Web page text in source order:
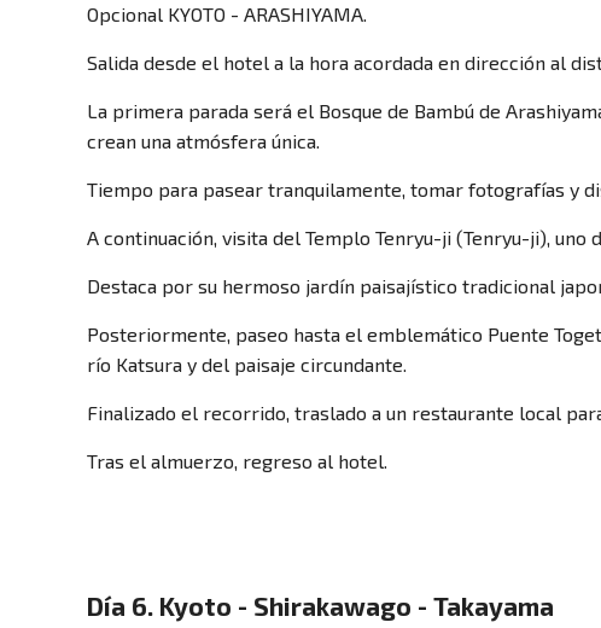
Opcional KYOTO - ARASHIYAMA.
Salida desde el hotel a la hora acordada en dirección al
La primera parada será el Bosque de Bambú de
crean una atmósfera única.
Tiempo para pasear tranquilamente, tomar fotografías y
A continuación, visita del Templo Tenryu-ji (Tenryu-ji),
Destaca por su hermoso jardín paisajístico tradicional
Posteriormente, paseo hasta el emblemático Puente
río Katsura y del paisaje circundante.
Finalizado el recorrido, traslado a un restaurante local
Tras el almuerzo, regreso al hotel.
Día 6. Kyoto - Shirakawago - Takayama